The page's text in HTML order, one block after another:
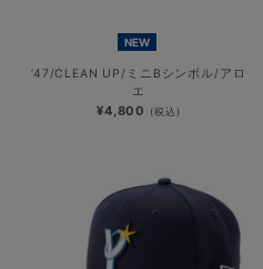
NEW
’47/CLEAN UP/ミニBシンボル/アロ
エ
¥4,800 (税込)